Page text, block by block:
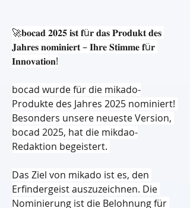
🚀𝐛𝐨𝐜𝐚𝐝 𝟐𝟎𝟐𝟓 𝐢𝐬𝐭 𝐟ü𝐫 𝐝𝐚𝐬 𝐏𝐫𝐨𝐝𝐮𝐤𝐭 𝐝𝐞𝐬
𝐉𝐚𝐡𝐫𝐞𝐬 𝐧𝐨𝐦𝐢𝐧𝐢𝐞𝐫𝐭 – 𝐈𝐡𝐫𝐞 𝐒𝐭𝐢𝐦𝐦𝐞 𝐟ü𝐫
𝐈𝐧𝐧𝐨𝐯𝐚𝐭𝐢𝐨𝐧!
bocad wurde für die mikado-
Produkte des Jahres 2025 nominiert!
Besonders unsere neueste Version,
bocad 2025, hat die mikdao-
Redaktion begeistert.
Das Ziel von mikado ist es, den
Erfindergeist auszuzeichnen. Die
Nominierung ist die Belohnung für